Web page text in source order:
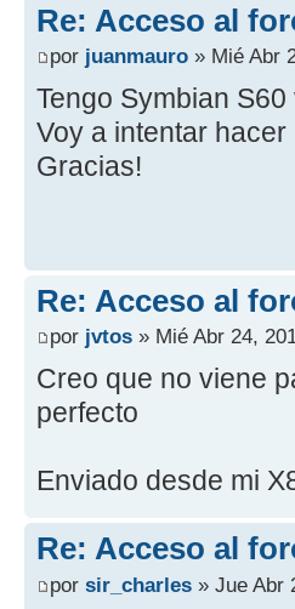
Re: Acceso al
por juanmauro » Mié Abr
Tengo Symbian
Voy a intentar
Gracias!
Re: Acceso al
por jvtos » Mié Abr 24,
Creo que no viene
perfecto
Enviado desde mi
Re: Acceso al
por sir_charles » Jue Abr